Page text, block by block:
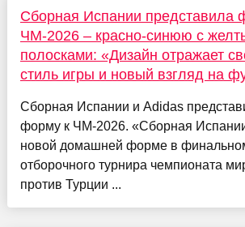
Сборная Испании представила
ЧМ-2026 – красно-синюю с
полосками: «Дизайн отражает
стиль игры и новый взгляд на
Сборная Испании и Adidas
форму к ЧМ-2026. «Сборная
новой домашней форме в
отборочного турнира чемпионата
против Турции ...